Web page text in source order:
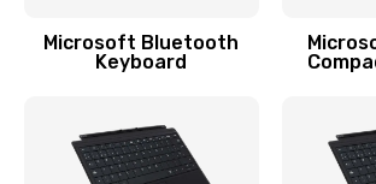
550 руб.
Заказать
Ремонт NFC модуля
Microsoft Bluetooth
Keyboard